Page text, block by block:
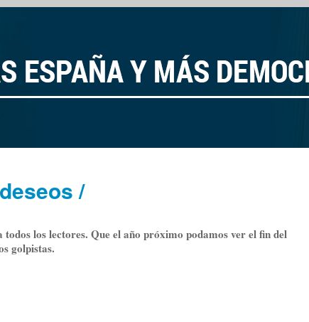
/
todos los lectores. Que el año próximo podamos ver el fin del
golpistas.